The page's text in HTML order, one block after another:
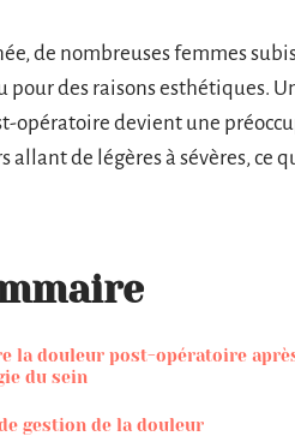
de nombreuses femmes
pour des raisons esthétiques.
opératoire devient une
allant de légères à sévères,
la douleur post-opératoire
du sein
gestion de la douleur